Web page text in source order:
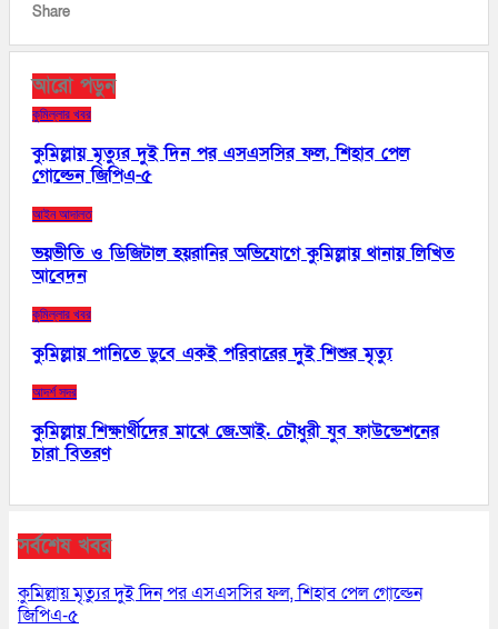
Share
আরো পড়ুন
কুমিল্লার খবর
কুমিল্লায় মৃত্যুর দুই দিন পর এসএসসির ফল, শিহাব পেল
গোল্ডেন জিপিএ-৫
আইন আদালত
ভয়ভীতি ও ডিজিটাল হয়রানির অভিযোগে কুমিল্লায় থানায় লিখিত
আবেদন
কুমিল্লার খবর
কুমিল্লায় পানিতে ডুবে একই পরিবারের দুই শিশুর মৃত্যু
আদর্শ সদর
কুমিল্লায় শিক্ষার্থীদের মাঝে জে.আই. চৌধুরী যুব ফাউন্ডেশনের
চারা বিতরণ
সর্বশেষ খবর
কুমিল্লায় মৃত্যুর দুই দিন পর এসএসসির ফল, শিহাব পেল গোল্ডেন
জিপিএ-৫